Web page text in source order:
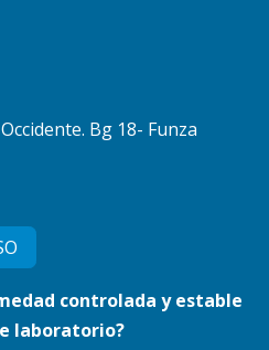
Bg 18- Funza
controlada y estable
laboratorio?